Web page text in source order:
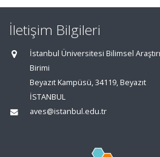
İletişim Bilgileri
İstanbul Üniversitesi Bilimsel
Birimi
Beyazıt Kampüsü, 34119, Beyazıt
İSTANBUL
aves@istanbul.edu.tr